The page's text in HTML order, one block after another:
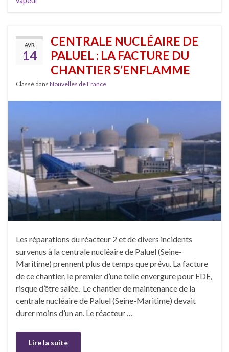
AVR
14
CENTRALE NUCLÉAIRE DE
PALUEL : LA FACTURE DU
CHANTIER S’ENFLAMME
Classé dans Nouvelles de France
Les réparations du réacteur 2 et de divers incidents
survenus à la centrale nucléaire de Paluel (Seine-
Maritime) prennent plus de temps que prévu. La facture
de ce chantier, le premier d’une telle envergure pour EDF,
risque d’être salée. Le chantier de maintenance de la
centrale nucléaire de Paluel (Seine-Maritime) devait
durer moins d’un an. Le réacteur …
Lire la suite